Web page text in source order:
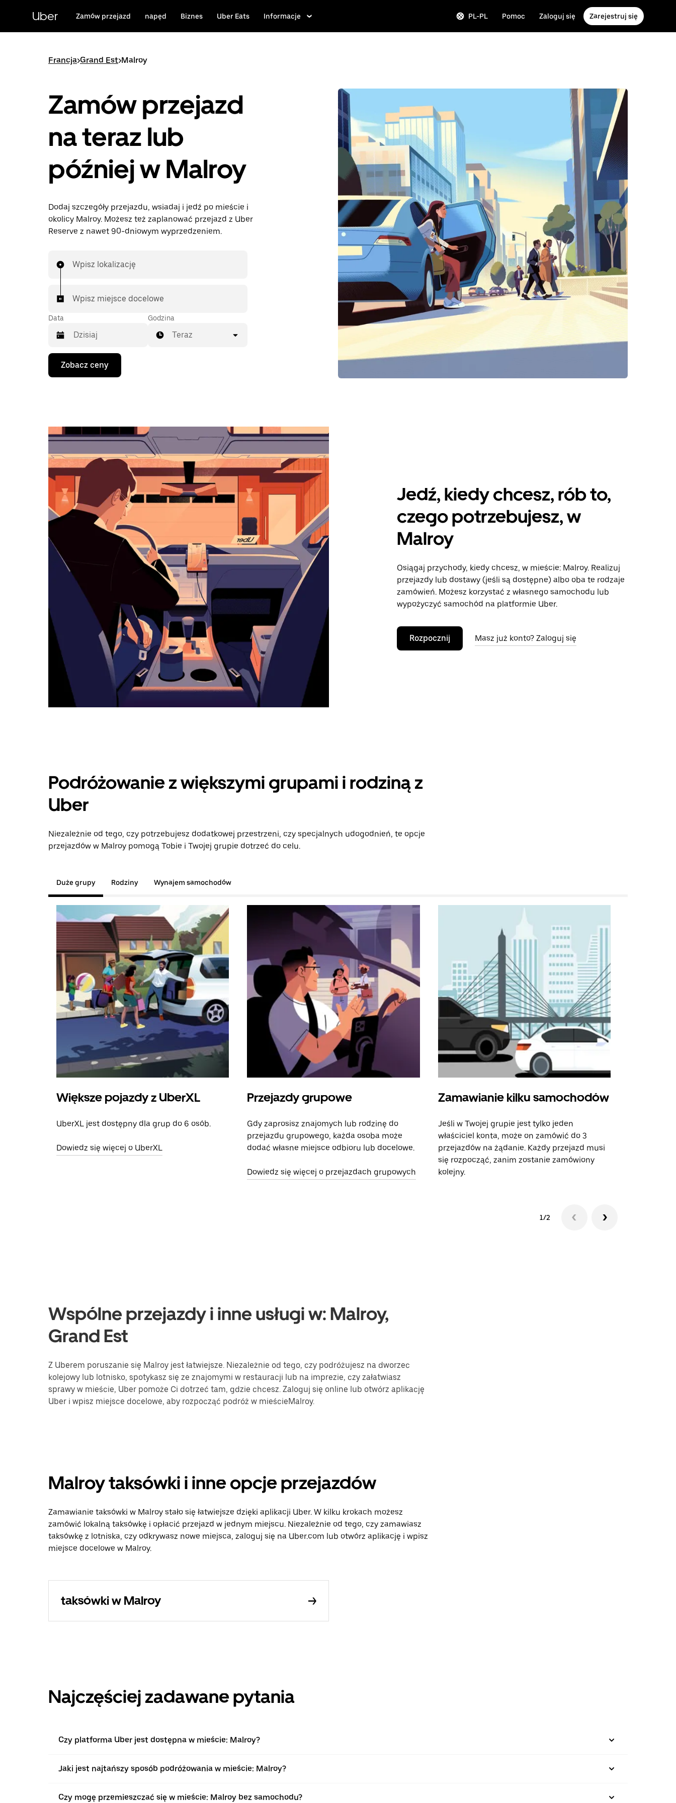
zawartości
Uber Zamów przejazd napęd Biznes Uber Eats Informacje PL-PL Pomoc Zaloguj się Zarejestruj się
Francja>Grand Est>Malroy
Zamów przejazd
na teraz lub
później w Malroy
Dodaj szczegóły przejazdu, wsiadaj i jedź po mieście i
okolicy Malroy. Możesz też zaplanować przejazd z Uber
Reserve z nawet 90-dniowym wyprzedzeniem.
Wpisz lokalizację
Wpisz miejsce docelowe
Data
Naciśnij
klawisz
strzałki
i wybrać
datę.
klawisz
„Escape”,
aby
zamknąć
kalendarz.
Godzina
Teraz
Zobacz ceny
Jedź, kiedy chcesz, rób to,
czego potrzebujesz, w
Malroy
Osiągaj przychody, kiedy chcesz, w mieście: Malroy. Realizuj
przejazdy lub dostawy (jeśli są dostępne) albo oba te rodzaje
zamówień. Możesz korzystać z własnego samochodu lub
wypożyczyć samochód na platformie Uber.
Rozpocznij Masz już konto? Zaloguj się
Podróżowanie z większymi grupami i rodziną z
Uber
Niezależnie od tego, czy potrzebujesz dodatkowej przestrzeni, czy specjalnych udogodnień, te opcje
przejazdów w Malroy pomogą Tobie i Twojej grupie dotrzeć do celu.
Duże grupy Rodziny Wynajem samochodów
Większe pojazdy z UberXL
UberXL jest dostępny dla grup do 6 osób.
Dowiedz się więcej o UberXL
Przejazdy grupowe
Gdy zaprosisz znajomych lub rodzinę do
przejazdu grupowego, każda osoba może
dodać własne miejsce odbioru lub docelowe.
Dowiedz się więcej o przejazdach grupowych
Zamawianie kilku samochodów
Jeśli w Twojej grupie jest tylko jeden
właściciel konta, może on zamówić do 3
przejazdów na żądanie. Każdy przejazd musi
się rozpocząć, zanim zostanie zamówiony
kolejny.
1/2
Wspólne przejazdy i inne usługi w: Malroy,
Grand Est
Z Uberem poruszanie się Malroy jest łatwiejsze. Niezależnie od tego, czy podróżujesz na dworzec
kolejowy lub lotnisko, spotykasz się ze znajomymi w restauracji lub na imprezie, czy załatwiasz
sprawy w mieście, Uber pomoże Ci dotrzeć tam, gdzie chcesz. Zaloguj się online lub otwórz aplikację
Uber i wpisz miejsce docelowe, aby rozpocząć podróż w mieścieMalroy.
Malroy taksówki i inne opcje przejazdów
Zamawianie taksówki w Malroy stało się łatwiejsze dzięki aplikacji Uber. W kilku krokach możesz
zamówić lokalną taksówkę i opłacić przejazd w jednym miejscu. Niezależnie od tego, czy zamawiasz
taksówkę z lotniska, czy odkrywasz nowe miejsca, zaloguj się na Uber.com lub otwórz aplikację i wpisz
miejsce docelowe w Malroy.
taksówki w Malroy
Najczęściej zadawane pytania
Czy platforma Uber jest dostępna w mieście: Malroy?
Jaki jest najtańszy sposób podróżowania w mieście: Malroy?
Czy mogę przemieszczać się w mieście: Malroy bez samochodu?